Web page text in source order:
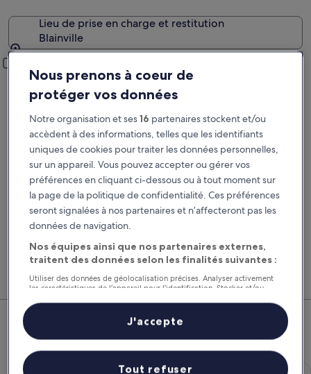
Lieu de prise en charge et restitution
Blainville
Lieu de prise en charge et restitution
Prise en charge
22 août
Prise en charge
Restitution
J’ai un code de réduction
Rechercher
Comparez les fournisseurs et regroupez vol,
hôtel et location de voiture pour économiser au
maximum.
Blainville : nos meilleures offres
de voitures
Économique
Économique Chevrolet Spark
Nous prenons à coeur de
protéger vos données
Notre organisation et ses16 partenaires stockent et/ou
accèdent à des informations, telles que les identifiants
uniques de cookies pour traiter les données personnelles,
sur un appareil. Vous pouvez accepter ou gérer vos
préférences en cliquant ci-dessous ou à tout moment sur
la page de la politique de confidentialité. Ces préférences
seront signalées à nos partenaires et n’affecteront pas les
données de navigation.
Nos équipes ainsi que nos partenaires externes,
traitent des données selon les finalités suivantes :
Utiliser des données de géolocalisation précises. Analyser activement
les caractéristiques de l’appareil pour l’identification. Stocker et/ou
personnalisés, mesure de performance des publicités et du contenu,
études d’audience et développement de services.
Liste de nos partenaires (fournisseurs)
Tout refuser
J'accepte